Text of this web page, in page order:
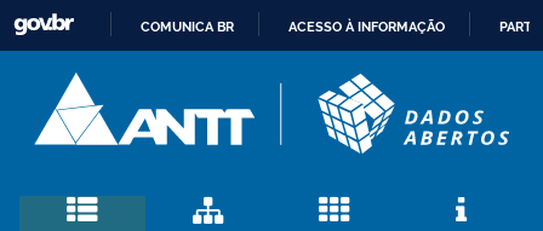
CONTEÚDO
COMUNICA BR ACESSO À INFORMAÇÃO